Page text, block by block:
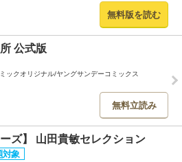
無料版を読む
公式版
ックオリジナル/ヤングサンデーコミックス
無料立読み
ーズ】 山田貴敏セレクション